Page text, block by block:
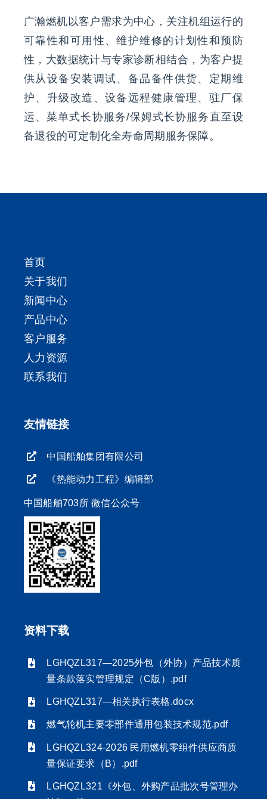
广瀚燃机以客户需求为中心，关注机组运行的
可靠性和可用性、维护维修的计划性和预防
性，大数据统计与专家诊断相结合，为客户提
供从设备安装调试、备品备件供货、定期维
护、升级改造、设备远程健康管理、驻厂保
运、菜单式长协服务/保姆式长协服务直至设
备退役的可定制化全寿命周期服务保障。
首页
关于我们
新闻中心
产品中心
客户服务
人力资源
联系我们
友情链接
中国船舶集团有限公司
《热能动力工程》编辑部
中国船舶703所 微信公众号
资料下载
LGHQZL317—2025外包（外协）产品技术质
量条款落实管理规定（C版）.pdf
LGHQZL317—相关执行表格.docx
燃气轮机主要零部件通用包装技术规范.pdf
LGHQZL324-2026 民用燃机零组件供应商质
量保证要求（B）.pdf
LGHQZL321《外包、外购产品批次号管理办